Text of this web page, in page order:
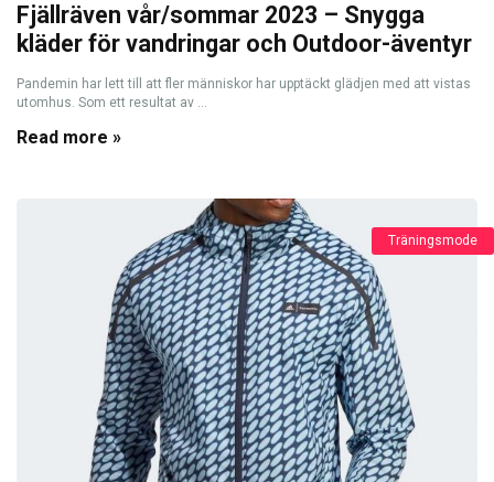
Fjällräven vår/sommar 2023 – Snygga
kläder för vandringar och Outdoor-äventyr
Pandemin har lett till att fler människor har upptäckt glädjen med att vistas
utomhus. Som ett resultat av ...
Read more »
Träningsmode